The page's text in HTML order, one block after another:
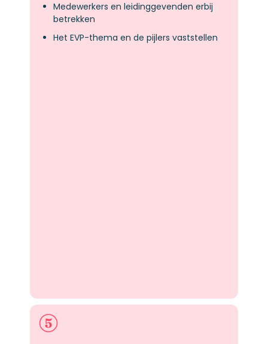
Medewerkers en leidinggevenden erbij
betrekken
Het EVP-thema en de pijlers vaststellen